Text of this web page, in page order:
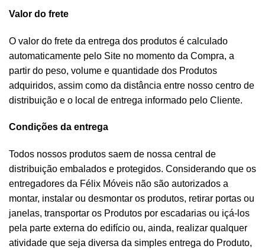
Valor do frete
O valor do frete da entrega dos produtos é calculado
automaticamente pelo Site no momento da Compra, a
partir do peso, volume e quantidade dos Produtos
adquiridos, assim como da distância entre nosso centro de
distribuição e o local de entrega informado pelo Cliente.
Condições da entrega
Todos nossos produtos saem de nossa central de
distribuição embalados e protegidos. Considerando que os
entregadores da Félix Móveis não são autorizados a
montar, instalar ou desmontar os produtos, retirar portas ou
janelas, transportar os Produtos por escadarias ou içá-los
pela parte externa do edifício ou, ainda, realizar qualquer
atividade que seja diversa da simples entrega do Produto,